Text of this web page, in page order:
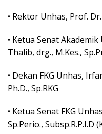
• Rektor Unhas, Prof.
• Ketua Senat
Thalib, drg., M.Kes.,
• Dekan FKG Unhas,
Ph.D., Sp.RKG
• Ketua Senat FKG
Sp.Perio., Subsp.R.P.I.D